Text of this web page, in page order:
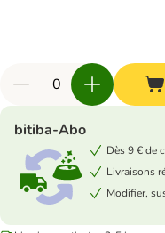
bitiba-Abo
Dès 9 € de
Livraisons
Modifier,